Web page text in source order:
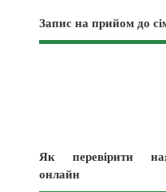
Запис на прийом до
Як перевірити
онлайн